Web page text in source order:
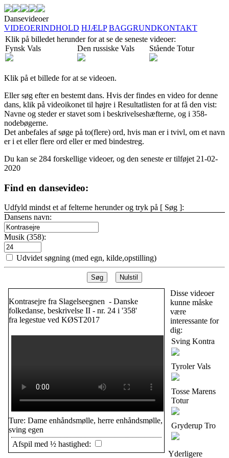
Dansevideoer
VIDEOERINDHOLD HJÆLP BAGGRUNDKONTAKT
Klik på billedet herunder for at se de seneste videoer:
Fynsk Vals
Den russiske Vals Stående Totur
Klik på et billede for at se videoen.
Ellersøg efter en bestemt dans. Hvis der findes en video for denne
dans, klik på videoikonet til højre i Resultatlisten for at få den vist:
Navne og stederer stavet som i beskrivelseshæfterne, og i 358-
nodebøgerne.
Det anbefales af søge på to(flere) ord, hvis man er i tvivl, om et navn
er i et eller flere ord eller er med bindestreg.
Du kan se 284 forskellige videoer, og den seneste ertilføjet 21-02-
2020
Find en dansevideo:
Udfyld mindst et af felterne herunder og tryk på [ Søg ]:
Dansens navn:
Musik (358):
Udvidet søgning (med egn, kilde,opstilling)
Søg Nulstil
Disse videoer
kunne måske
være
interessante for
dig:
Sving Kontra
Tyroler Vals
Tosse Marens
Totur
Gryderup Tro
Kontrasejre fra Slagelseegnen - Danske
folkedanse, beskrivelse II - nr. 24 i '358'
fra legestue ved KØST2017
Ture: Dame enhåndsmølle, herre enhåndsmølle,
sving egen
Afspil med ½ hastighed:
Yderligere